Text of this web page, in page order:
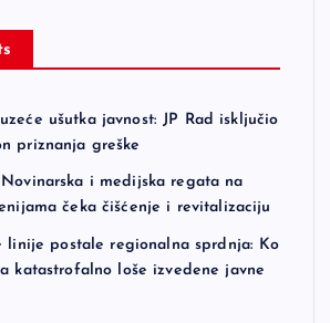
ušutka javnost: JP Rad isključio
priznanja greške
i medijska regata na
čeka čišćenje i revitalizaciju
linije postale regionalna sprdnja: Ko
katastrofalno loše izvedene javne